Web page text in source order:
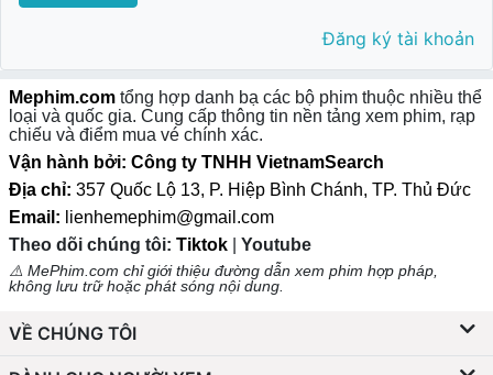
Đăng ký tài khoản
Mephim.com tổng hợp danh bạ các bộ phim thuộc nhiều thể
loại và quốc gia. Cung cấp thông tin nền tảng xem phim, rạp
chiếu và điểm mua vé chính xác.
Vận hành bởi: Công ty TNHH VietnamSearch
Địa chỉ: 357 Quốc Lộ 13, P. Hiệp Bình Chánh, TP. Thủ Đức
Email: lienhemephim@gmail.com
Theo dõi chúng tôi: Tiktok Youtube
⚠️ MePhim.com chỉ giới thiệu đường dẫn xem phim hợp pháp,
không lưu trữ hoặc phát sóng nội dung.
VỀ CHÚNG TÔI